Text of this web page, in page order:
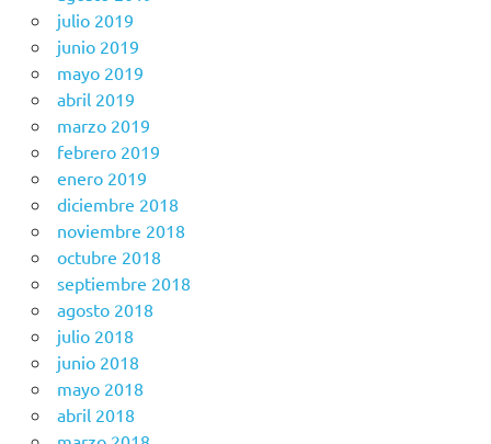
julio 2019
junio 2019
mayo 2019
abril 2019
marzo 2019
febrero 2019
enero 2019
diciembre 2018
noviembre 2018
octubre 2018
septiembre 2018
agosto 2018
julio 2018
junio 2018
mayo 2018
abril 2018